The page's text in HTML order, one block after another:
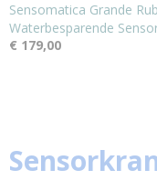
Sensomatica Grande
Waterbesparende
€ 179,00